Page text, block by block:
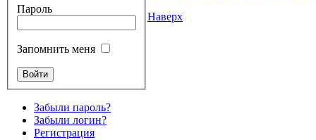
Пароль
Запомнить меня
Забыли пароль?
Забыли логин?
Регистрация
Наверх